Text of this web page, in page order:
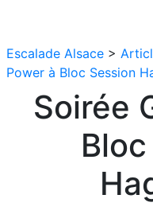
Escalade Alsace >
Power à Bloc Session
Soirée